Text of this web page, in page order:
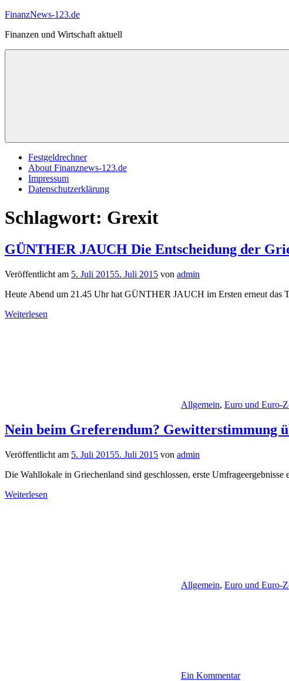
Zum
springen
FinanzNews-123.de
Finanzen und Wirtschaft aktuell
Festgeldrechner
About Finanznews-123.de
Impressum
Datenschutzerklärung
Schlagwort: Grexit
GÜNTHER JAUCH Die Entscheidung der
Veröffentlicht am 5. Juli 20155. Juli 2015 von admin
Heute Abend um 21.45 Uhr hat GÜNTHER JAUCH im Ersten erneut das
Weiterlesen
Allgemein, Euro und Euro-
Nein beim Greferendum? Gewitterstimmung
Veröffentlicht am 5. Juli 20155. Juli 2015 von admin
Die Wahllokale in Griechenland sind geschlossen, erste
Weiterlesen
Allgemein, Euro und Euro-
Ein Kommentar